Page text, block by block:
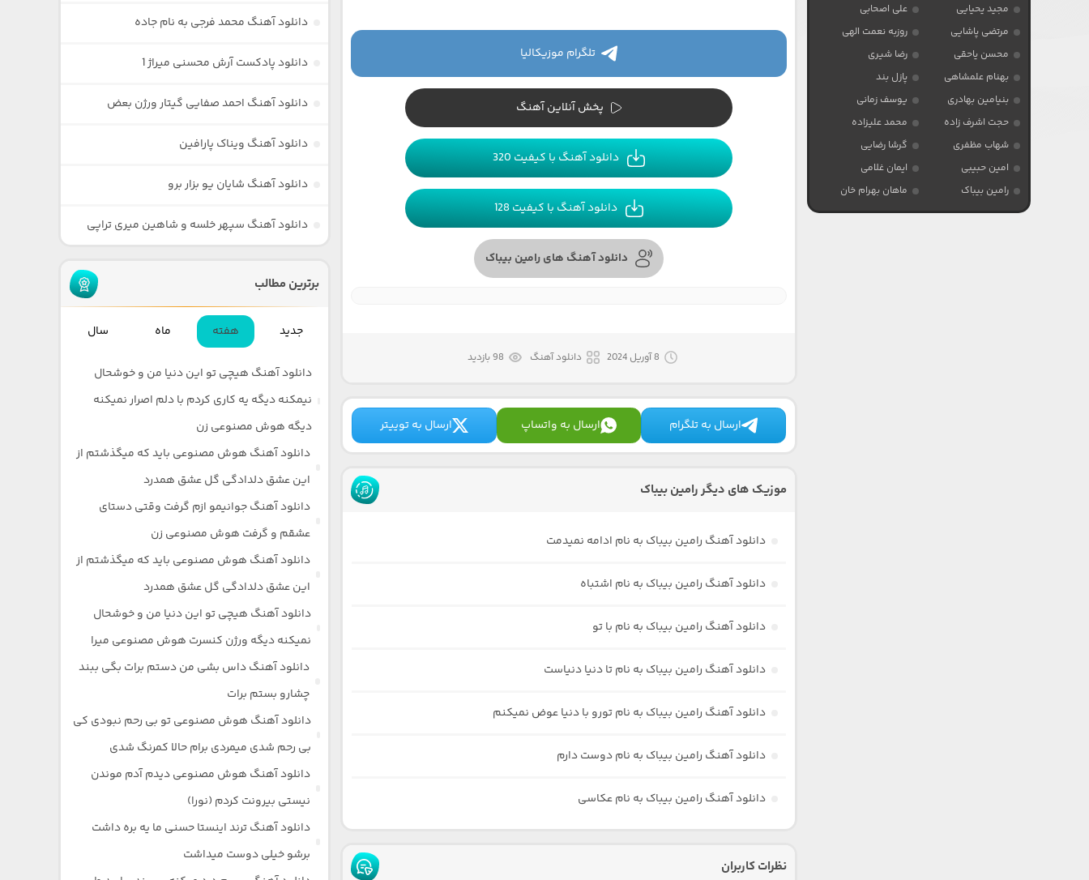
تلگرام موزیکالیا
پخش آنلاین آهنگ
دانلود آهنگ با کیفیت 320
دانلود آهنگ با کیفیت 128
دانلود آهنگ های رامین بیباک
8 آوریل 2024 دانلود آهنگ 98 بازدید
ارسال به تلگرام ارسال به واتساپ ارسال به توییتر
موزیک های دیگر رامین بیباک
دانلود آهنگ رامین بیباک به نام ادامه نمیدمت
دانلود آهنگ رامین بیباک به نام اشتباه
دانلود آهنگ رامین بیباک به نام با تو
دانلود آهنگ رامین بیباک به نام تا دنیا دنیاست
دانلود آهنگ رامین بیباک به نام تورو با دنیا عوض نمیکنم
دانلود آهنگ رامین بیباک به نام دوست دارم
دانلود آهنگ رامین بیباک به نام عکاسی
نظرات کاربران
مجید یحیایی
علی اصحابی
مرتضی پاشایی
روزبه نعمت الهی
محسن یاحقی
رضا شیری
بهنام علمشاهی
پازل بند
بنیامین بهادری
یوسف زمانی
حجت اشرف زاده
محمد علیزاده
شهاب مظفری
گرشا رضایی
امین حبیبی
ایمان غلامی
رامین بیباک
ماهان بهرام خان
دانلود آهنگ محمد فرجی به نام جاده
دانلود پادکست آرش محسنی میراژ 1
دانلود آهنگ احمد صفایی گیتار ورژن بعض
دانلود آهنگ ویناک پارافین
دانلود آهنگ شایان یو بزار برو
دانلود آهنگ سپهر خلسه و شاهین میری تراپی
برترین مطالب
جدید هفته ماه سال
دانلود آهنگ هیچی تو این دنیا من و خوشحال
نیمکنه دیگه یه کاری کردم با دلم اصرار نمیکنه
دیگه هوش مصنوعی زن
دانلود آهنگ هوش مصنوعی باید که میگذشتم از
این عشق دلدادگی گل عشق همدرد
دانلود آهنگ جوانیمو ازم گرفت وقتی دستای
عشقم و گرفت هوش مصنوعی زن
دانلود آهنگ هوش مصنوعی باید که میگذشتم از
این عشق دلدادگی گل عشق همدرد
دانلود آهنگ هیچی تو این دنیا من و خوشحال
نمیکنه دیگه ورژن کنسرت هوش مصنوعی میرا
دانلود آهنگ داس بشی من دستم برات بگی ببند
چشارو بستم برات
دانلود آهنگ هوش مصنوعی تو بی رحم نبودی کی
بی رحم شدی میمردی برام حالا کمرنگ شدی
دانلود آهنگ هوش مصنوعی دیدم آدم موندن
نیستی بیرونت کردم (نورا)
دانلود آهنگ ترند اینستا حسنی ما یه بره داشت
برشو خیلی دوست میداشت